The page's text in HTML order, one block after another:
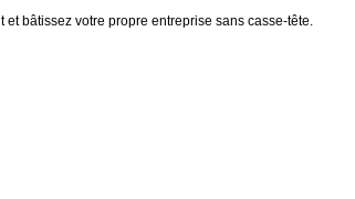
bâtissez votre propre entreprise sans casse-tête.